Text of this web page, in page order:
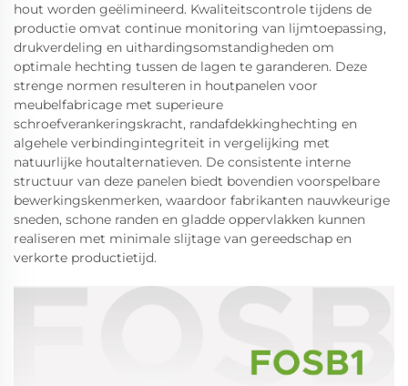
hout worden geëlimineerd. Kwaliteitscontrole tijdens de
productie omvat continue monitoring van lijmtoepassing,
drukverdeling en uithardingsomstandigheden om
optimale hechting tussen de lagen te garanderen. Deze
strenge normen resulteren in houtpanelen voor
meubelfabricage met superieure
schroefverankeringskracht, randafdekkinghechting en
algehele verbindingintegriteit in vergelijking met
natuurlijke houtalternatieven. De consistente interne
structuur van deze panelen biedt bovendien voorspelbare
bewerkingskenmerken, waardoor fabrikanten nauwkeurige
sneden, schone randen en gladde oppervlakken kunnen
realiseren met minimale slijtage van gereedschap en
verkorte productietijd.